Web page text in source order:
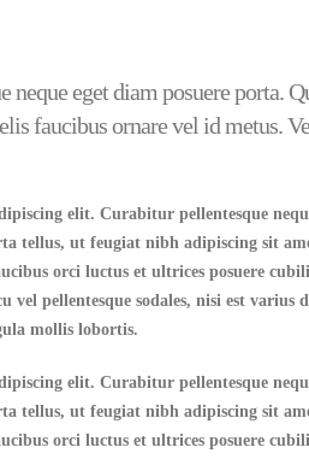
eget diam posuere porta.
faucibus ornare vel id metus.
elit. Curabitur pellentesque
tellus, ut feugiat nibh adipiscing sit
orci luctus et ultrices posuere
pellentesque sodales, nisi est varius
mollis lobortis.
elit. Curabitur pellentesque
tellus, ut feugiat nibh adipiscing sit
orci luctus et ultrices posuere